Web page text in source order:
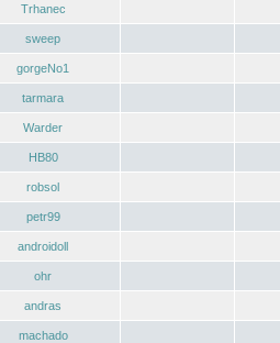
Trhanec
sweep
gorgeNo1
tarmara
Warder
HB80
robsol
petr99
androidoll
ohr
andras
machado